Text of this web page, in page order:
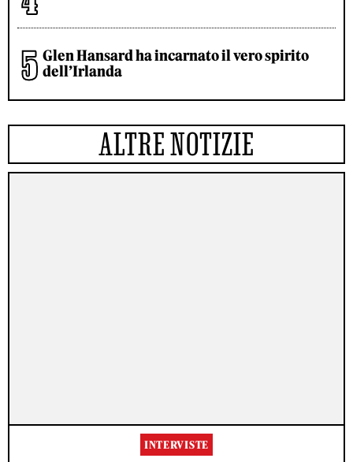
Glen Hansard ha incarnato il vero spirito
dell’Irlanda
ALTRE NOTIZIE
INTERVISTE